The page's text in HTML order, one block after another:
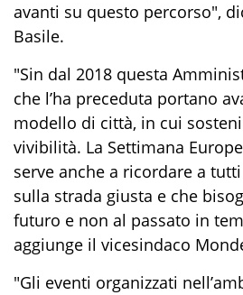
avanti su questo percorso",
Basile.
"Sin dal 2018 questa
che l’ha preceduta portano
modello di città, in cui
vivibilità. La Settimana
serve anche a ricordare a
sulla strada giusta e che
futuro e non al passato in
aggiunge il vicesindaco
"Gli eventi organizzati